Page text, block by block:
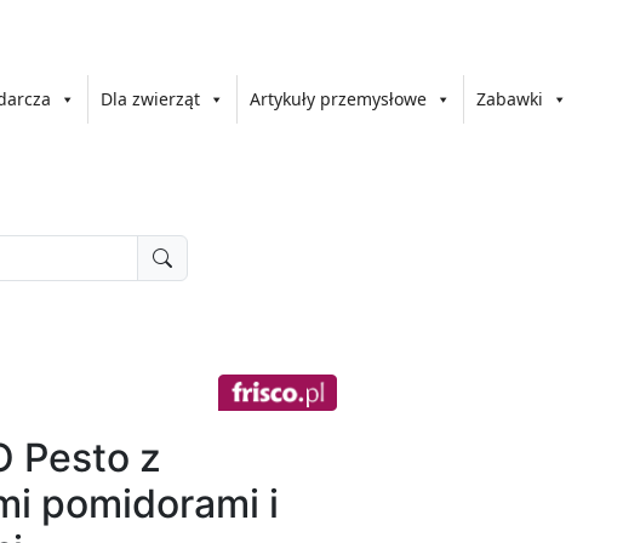
Dla zwierząt Artykuły przemysłowe Zabawki
Pesto z
pomidorami i